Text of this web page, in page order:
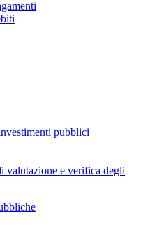
pubblici
valutazione e verifica degli